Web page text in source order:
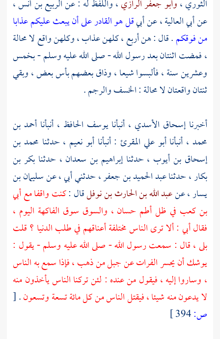
الثوري،وأبو جعفر الرازي، واللفظ له : عنالربيع بن أنس،
عنأبي العالية، عنأبيقل هو القادر على أن يبعث عليكم عذابا
من فوقكم. قال : هن أربع ، كلهن عذاب ، وكلهن واقع لا محالة
، فمضت اثنتان بعد رسول الله - صلى الله عليه وسلم - بخمس
وعشرين سنة ، فألبسوا شيعا ، وذاق بعضهم بأس بعض ، وبقي
ثنتان واقعتان لا محالة : الخسف والرجم .
أخبرناإسحاق الأسدي ، أنبأنايوسف الحافظ ، أنبأنا أحمد بن
محمد ، أنبأناأبو علي المقرئ : أنبأناأبو نعيم ، حدثنا محمد بن
إسحاق بن أيوب ، حدثناإبراهيم بن سعدان ، حدثنا بكر بن
بكار، حدثناعبد الحميد بن جعفر، حدثني أبي ، عنسليمان بن
يسار، عنعبد الله بن الحارث بن نوفلقال :كنت واقفا معأبي
بن كعب في ظل أطم حسان ، والسوق سوق الفاكهة اليوم ،
فقالأبي : ألا ترى الناس مختلفة أعناقهم في طلب الدنيا ؟ قلت
بلى ، قال : سمعت رسول الله - صلى الله عليه وسلم - يقول :
يوشك أن يحسر الفرات عن جبل من ذهب ، فإذا سمع به الناس
، وساروا إليه ، فيقول من عنده : لئن تركنا الناس يأخذون منه
لا يدعون منه شيئا ، فيقتل الناس من كل مائة تسعة وتسعون.
[
ص: